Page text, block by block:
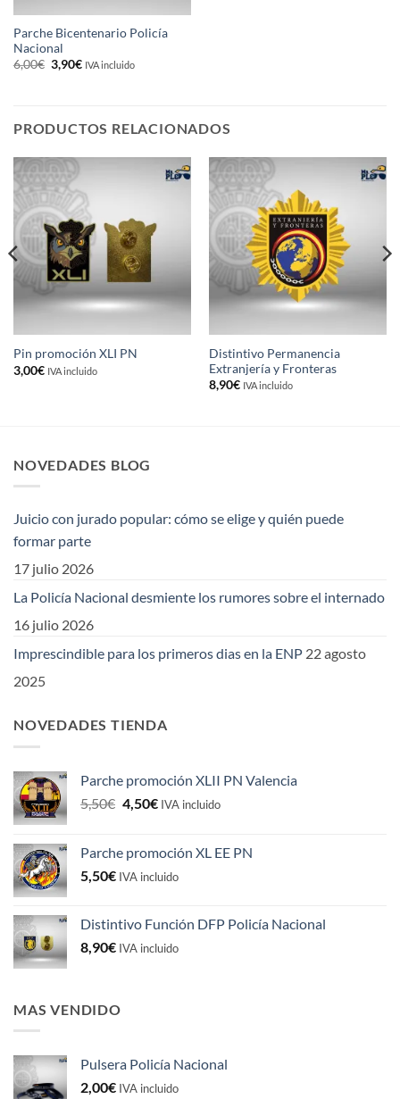
Parche Bicentenario Policía
Nacional
6,00€ El
precio
3,90€ElIVA incluido
PRODUCTOS RELACIONADOS
Pin promoción XLI PN
3,00€ IVA incluido
Distintivo Permanencia
Extranjería y Fronteras
8,90€ IVA incluido
NOVEDADES BLOG
Juicio con jurado popular: cómo se elige y quién puede
formar parte
17 julio 2026
La Policía Nacional desmiente los rumores sobre el internado
16 julio 2026
Imprescindible para los primeros dias en la ENP 22 agosto
2025
NOVEDADES TIENDA
Parche promoción XLII PN Valencia
5,50€ El
era:
5,50€.
4,50€El
es:
4,50€.
IVA incluido
Parche promoción XL EE PN
5,50€ IVA incluido
Distintivo Función DFP Policía Nacional
8,90€ IVA incluido
MAS VENDIDO
Pulsera Policía Nacional
2,00€ IVA incluido